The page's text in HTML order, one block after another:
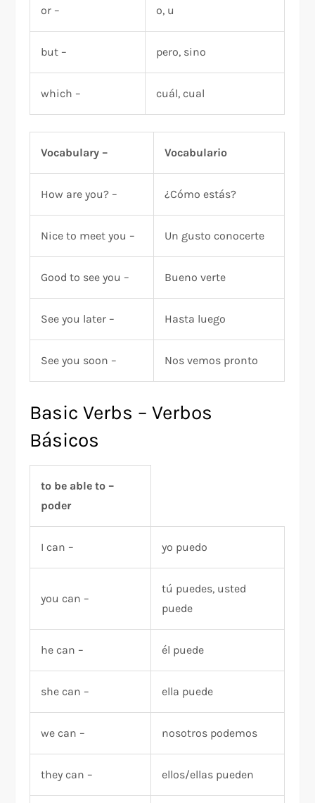
or – o, u
but – pero, sino
which – cuál, cual
Vocabulary – Vocabulario
How are you? – ¿Cómo estás?
Nice to meet you – Un gusto conocerte
Good to see you – Bueno verte
See you later – Hasta luego
See you soon – Nos vemos pronto
Basic Verbs – Verbos
Básicos
to be able to –
poder
I can – yo puedo
you can –
tú puedes, usted
puede
he can – él puede
she can – ella puede
we can – nosotros podemos
they can – ellos/ellas pueden